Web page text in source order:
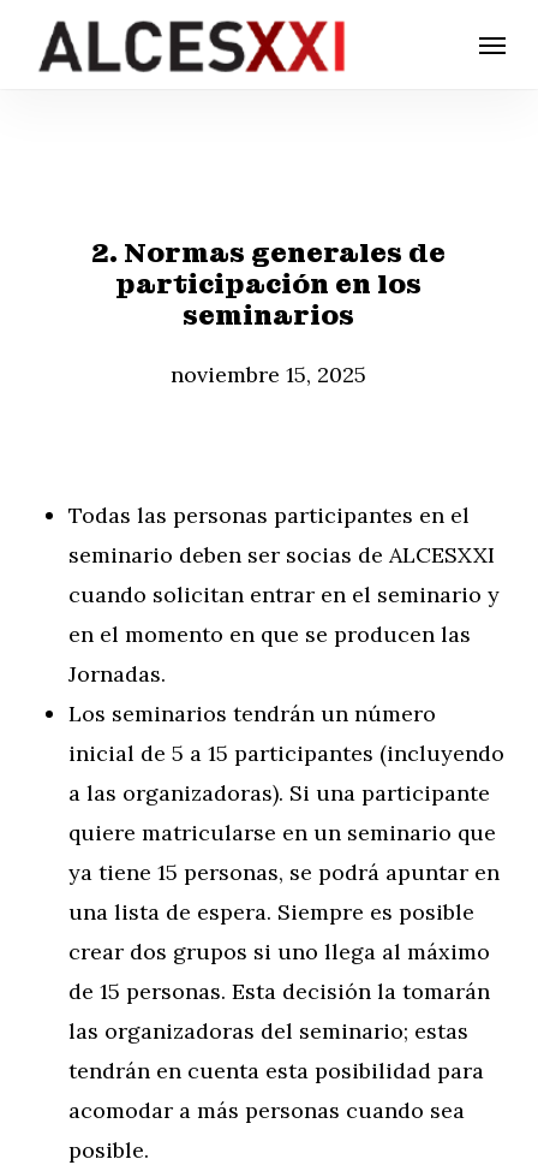
Menu
2. Normas generales de
participación en los
seminarios
noviembre 15, 2025
Todas las personas participantes en el
seminario deben ser socias de ALCESXXI
cuando solicitan entrar en el seminario y
en el momento en que se producen las
Jornadas.
Los seminarios tendrán un número
inicial de 5 a 15 participantes (incluyendo
a las organizadoras). Si una participante
quiere matricularse en un seminario que
ya tiene 15 personas, se podrá apuntar en
una lista de espera. Siempre es posible
crear dos grupos si uno llega al máximo
de 15 personas. Esta decisión la tomarán
las organizadoras del seminario; estas
tendrán en cuenta ​​esta posibilidad para
acomodar a más personas cuando sea
posible.